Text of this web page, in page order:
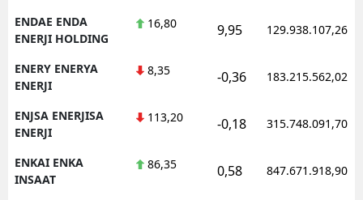
ENDAE ENDA
ENERJI HOLDING
16,80 9,95 129.938.107,26
ENERY ENERYA
ENERJI
8,35 -0,36 183.215.562,02
ENJSA ENERJISA
ENERJI
113,20 -0,18 315.748.091,70
ENKAI ENKA
INSAAT
86,35 0,58 847.671.918,90